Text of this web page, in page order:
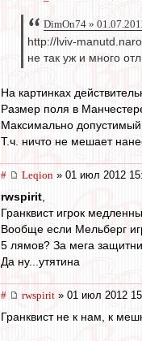
DimOn74 »
http://lviv-
не так уж и много
На картинках
Размер поля в
Максимально
Т.ч. ничто не мешает
# Leqion » 01 июл 2012
rwspirit
Гранквист игрок
Вообще если Мельберг
5 лямов? За мега
Да ну...утятина
# rwspirit » 01 июл 2012
Гранквист не к нам, к